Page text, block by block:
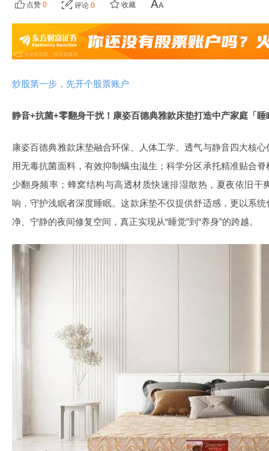
点赞 0 评论 0 收藏
炒股第一步，先开个股票账户
静音+抗菌+零翻身干扰！康姿百德典雅款床垫打造中产家庭「睡
康姿百德典雅款床垫融合环保、人体工学、透气与静音四大核
用无毒抗菌面料，有效抑制螨虫滋生；科学分区承托精准贴合
少翻身频率；蜂窝结构与高透材质快速排湿散热，夏夜依旧干
响，守护浅眠者深度睡眠。这款床垫不仅提供舒适感，更以系
净、宁静的夜间修复空间，真正实现从“睡觉”到“养身”的跨越。